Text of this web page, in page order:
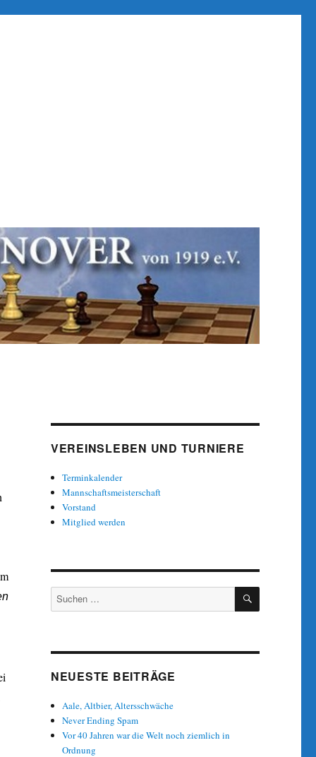
VEREINSLEBEN UND TURNIERE
Terminkalender
Mannschaftsmeisterschaft
Vorstand
Mitglied werden
Suche
nach:
SUCHEN
NEUESTE BEITRÄGE
Aale, Altbier, Altersschwäche
Never Ending Spam
Vor 40 Jahren war die Welt noch ziemlich in
Ordnung